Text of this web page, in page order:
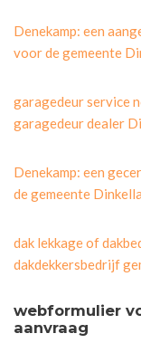
Denekamp: een
voor de gemeente
garagedeur service
garagedeur dealer
Denekamp: een
de gemeente
dak lekkage of
dakdekkersbedrijf
webformulier
aanvraag